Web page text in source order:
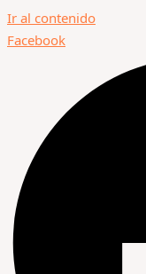
Ir al contenido
Facebook